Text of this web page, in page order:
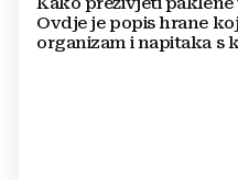
Ovdje je popis hrane
organizam i napitaka s